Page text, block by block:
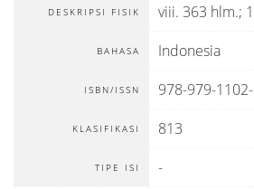
DESKRIPSI FISIK viii. 363 hlm.;
BAHASA Indonesia
ISBN/ISSN 978-979-
KLASIFIKASI 813
TIPE ISI -